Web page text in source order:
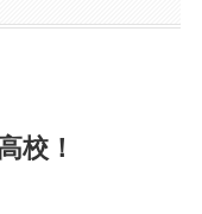
校！